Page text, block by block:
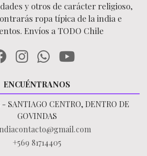
y otros de carácter religioso,
ropa típica de la india e
Envíos a TODO Chile
ENCUÉNTRANOS
- SANTIAGO CENTRO, DENTRO DE
GOVINDAS
+569 81714405